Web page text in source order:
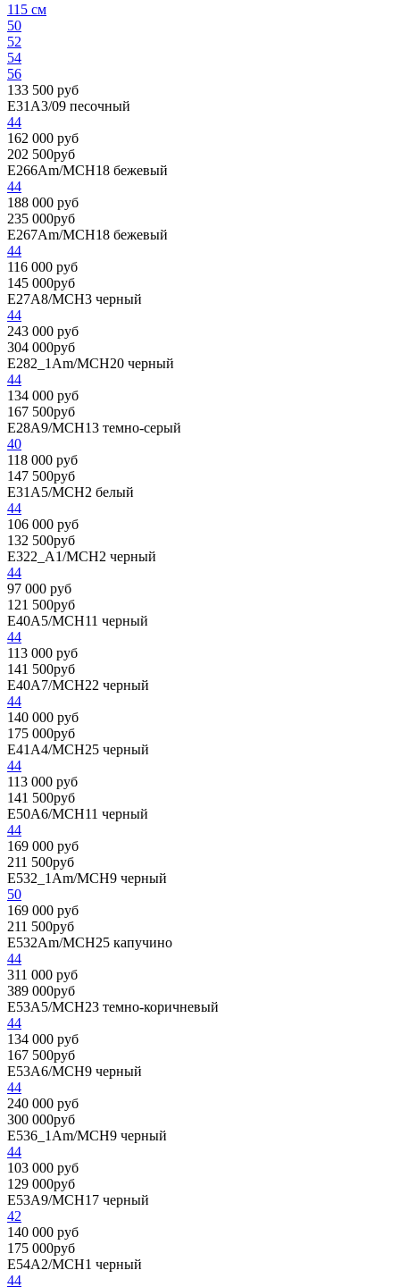
115 см
50
52
54
56
133 500 руб
E31A3/09 песочный
44
162 000 руб
202 500руб
E266Am/MCH18 бежевый
44
188 000 руб
235 000руб
E267Am/MCH18 бежевый
44
116 000 руб
145 000руб
E27A8/MCH3 черный
44
243 000 руб
304 000руб
E282_1Am/MCH20 черный
44
134 000 руб
167 500руб
E28A9/MCH13 темно-серый
40
118 000 руб
147 500руб
E31A5/MCH2 белый
44
106 000 руб
132 500руб
E322_A1/MCH2 черный
44
97 000 руб
121 500руб
E40A5/MCH11 черный
44
113 000 руб
141 500руб
E40A7/MCH22 черный
44
140 000 руб
175 000руб
E41A4/MCH25 черный
44
113 000 руб
141 500руб
E50A6/MCH11 черный
44
169 000 руб
211 500руб
E532_1Am/MCH9 черный
50
169 000 руб
211 500руб
E532Am/MCH25 капучино
44
311 000 руб
389 000руб
E53A5/MCH23 темно-коричневый
44
134 000 руб
167 500руб
E53A6/MCH9 черный
44
240 000 руб
300 000руб
E536_1Am/MCH9 черный
44
103 000 руб
129 000руб
E53A9/MCH17 черный
42
140 000 руб
175 000руб
E54A2/MCH1 черный
44